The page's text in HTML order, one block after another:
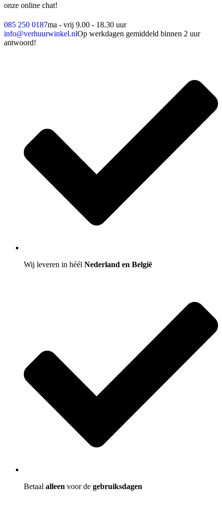
onze online chat!
085 250 0187ma - vrij 9.00 - 18.30 uur
info@verhuurwinkel.nlOp werkdagen gemiddeld binnen 2 uur
antwoord!
Wij leveren in héél Nederland en België
Betaal alleen voor de gebruiksdagen